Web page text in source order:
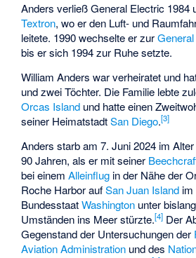
Anders verließ General Electric 1984
Textron, wo er den Luft- und
leitete. 1990 wechselte er zur
bis er sich 1994 zur Ruhe setzte.
William Anders war verheiratet und
und zwei Töchter. Die Familie lebte
Orcas Island und hatte einen
seiner HeimatstadtSan Diego.[3]
Anders starb am 7. Juni 2024 im
90 Jahren, als er mit seiner
bei einemAlleinflug in der Nähe der
Roche HarboraufSan Juan Island
BundesstaatWashington unter
Umständen ins Meer stürzte.[4] Der
Gegenstand der Untersuchungen der
Aviation Administration und des